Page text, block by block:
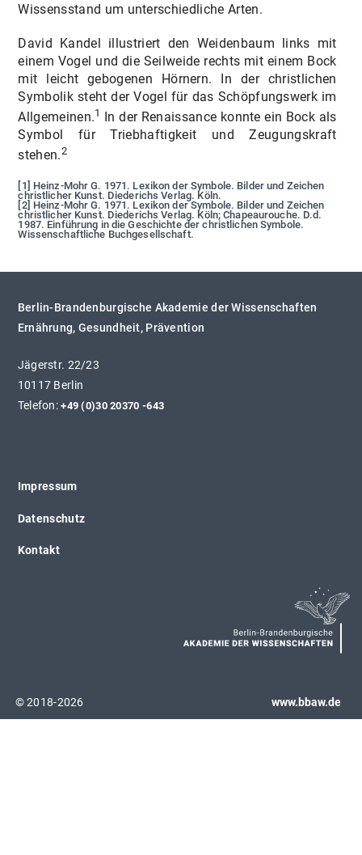
Wissensstand um unterschiedliche Arten.
David Kandel illustriert den Weidenbaum links mit
einem Vogel und die Seilweide rechts mit einem Bock
mit leicht gebogenen Hörnern. In der christlichen
Symbolik steht der Vogel für das Schöpfungswerk im
Allgemeinen.1
In der Renaissance konnte ein Bock als
Symbol für Triebhaftigkeit und Zeugungskraft
stehen.2
[1] Heinz-Mohr G. 1971. Lexikon der Symbole. Bilder und Zeichen
christlicher Kunst. Diederichs Verlag. Köln.
[2] Heinz-Mohr G. 1971. Lexikon der Symbole. Bilder und Zeichen
christlicher Kunst. Diederichs Verlag. Köln; Chapeaurouche. D.d.
1987. Einführung in die Geschichte der christlichen Symbole.
Wissenschaftliche Buchgesellschaft.
Berlin-Brandenburgische Akademie der Wissenschaften
Ernährung, Gesundheit, Prävention
Jägerstr. 22/23
10117 Berlin
Telefon: +49 (0)30 20370 -643
Impressum
Datenschutz
Kontakt
www.bbaw.de
© 2018-2026